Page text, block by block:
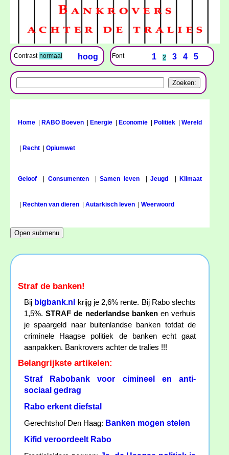
Contrast normaal hoog Font 1 2 3 4 5
Home RABO Boeven Energie Economie Politiek Wereld
Recht Opiumwet
Geloof Consumenten|Samen leven|Jeugd Klimaat
Rechten van dieren Autarkisch leven Weerwoord
Straf de banken!
Bij bigbank.nl
krijg je 2,6% rente. Bij Rabo slechts
1,5%.STRAF de nederlandse bankenen verhuis
je spaargeld naar buitenlandse banken totdat de
criminele Haagse politiek de banken echt gaat
aanpakken. Bankrovers achter de tralies !!!
Belangrijkste artikelen:
Straf Rabobank voor cimineel en anti-
sociaal gedrag
Rabo erkent diefstal
Gerechtshof Den Haag: Banken mogen stelen
Kifid veroordeelt Rabo